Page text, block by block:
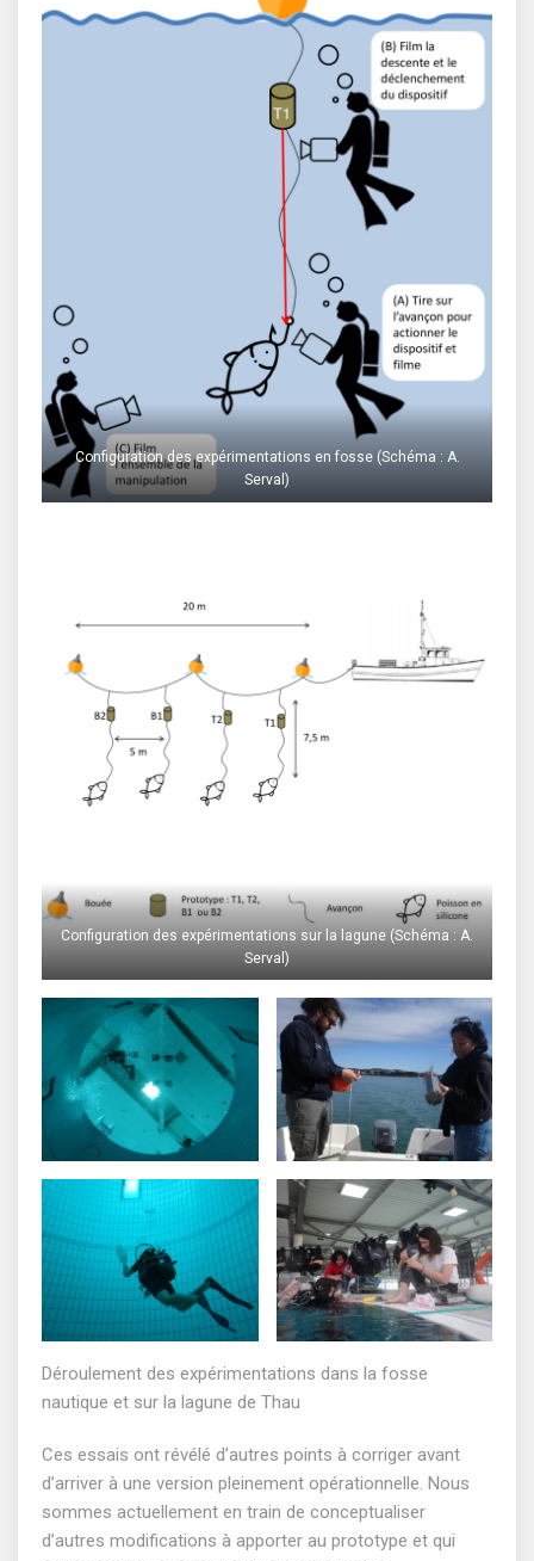
Configuration des expérimentations en fosse (Schéma : A.
Serval)
Configuration des expérimentations sur la lagune (Schéma : A.
Serval)
Déroulement des expérimentations dans la fosse
nautique et sur la lagune de Thau
Ces essais ont révélé d’autres points à corriger avant
d’arriver à une version pleinement opérationnelle. Nous
sommes actuellement en train de conceptualiser
d’autres modifications à apporter au prototype et qui